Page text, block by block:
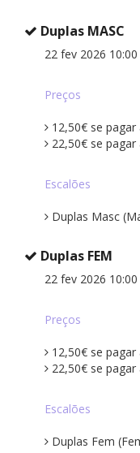
Duplas MASC
22 fev 2026 10:00
Preços
12,50€ se
22,50€ se
Escalões
Duplas Masc
Duplas FEM
22 fev 2026 10:00
Preços
12,50€ se
22,50€ se
Escalões
Duplas Fem